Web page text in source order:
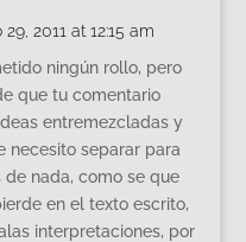
2011 at 12:15 am
ningún rollo, pero
que tu comentario
entremezcladas y
necesito separar para
de nada, como se que
en el texto escrito,
interpretaciones, por